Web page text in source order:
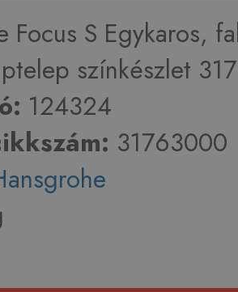
Focus S Egykaros,
színkészlet
124324
31763000